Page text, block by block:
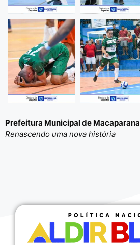
Prefeitura Municipal de Macaparana
Renascendo uma nova história